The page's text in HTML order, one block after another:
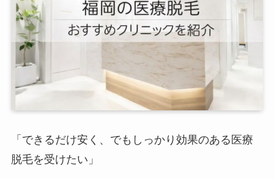
「できるだけ安く、でもしっかり効果のある医療
脱毛を受けたい」